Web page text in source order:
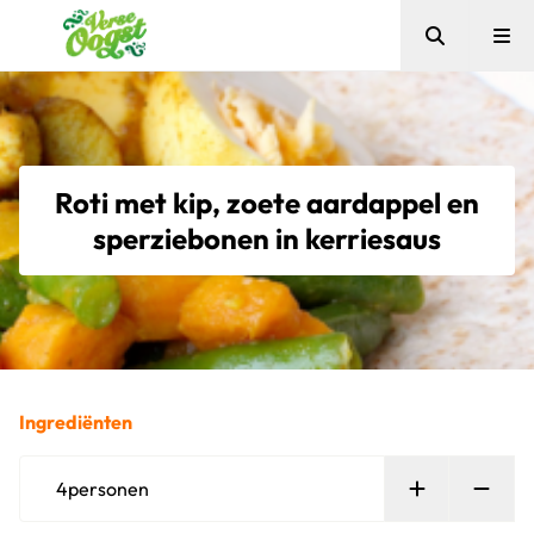
Verse Oogst
Zoeken
Roti met kip, zoete aardappel en
sperziebonen in kerriesaus
Ingrediënten
4personen Persoon